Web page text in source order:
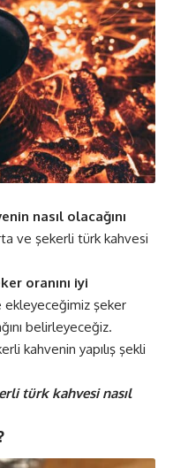
nasıl olacağını
ve şekerli türk kahvesi
oranını iyi
ekleyeceğimiz şeker
belirleyeceğiz.
kahvenin yapılış şekli
türk kahvesi nasıl